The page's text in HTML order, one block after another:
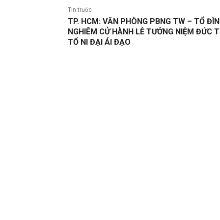
Tin trước
TP. HCM: VĂN PHÒNG PBNG TW – TỔ
NGHIÊM CỬ HÀNH LỄ TƯỞNG NIỆM ĐỨC
TỔ NI ĐẠI ÁI ĐẠO